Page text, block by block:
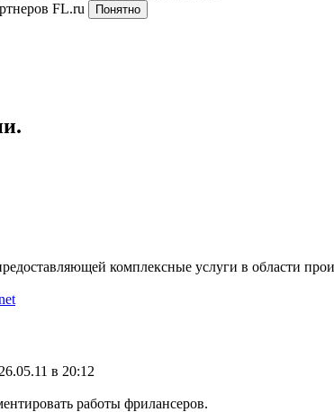
FL.ru
Понятно
комплексные услуги в области
в 20:12
работы фрилансеров.